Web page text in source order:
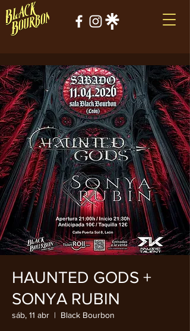
HAUNTED GODS +
SONYA RUBIN
sáb, 11 abr
  |
Black Bourbon